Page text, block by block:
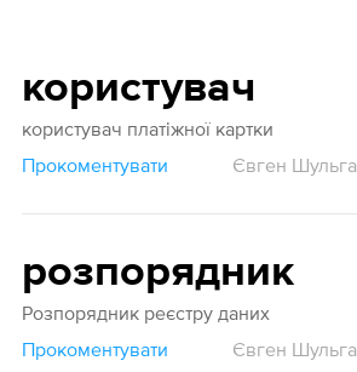
користувач
користувач платіжної картки
Прокоментувати
Євген Шульга
розпорядник
Розпорядник реєстру даних
Прокоментувати
Євген Шульга